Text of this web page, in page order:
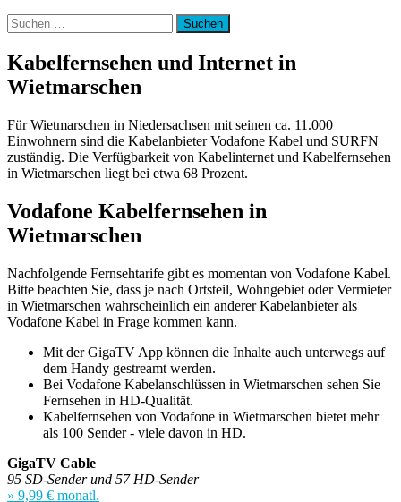
Suchen
nach:
Kabelfernsehen und Internet in
Wietmarschen
Für Wietmarschen in Niedersachsen mit seinen ca. 11.000
Einwohnern sind die Kabelanbieter Vodafone Kabel und SURFN
zuständig. Die Verfügbarkeit von Kabelinternet und Kabelfernsehen
in Wietmarschen liegt bei etwa 68 Prozent.
Vodafone Kabelfernsehen in
Wietmarschen
Nachfolgende Fernsehtarife gibt es momentan von Vodafone Kabel.
Bitte beachten Sie, dass je nach Ortsteil, Wohngebiet oder Vermieter
in Wietmarschen wahrscheinlich ein anderer Kabelanbieter als
Vodafone Kabel in Frage kommen kann.
Mit der GigaTV App können die Inhalte auch unterwegs auf
dem Handy gestreamt werden.
Bei Vodafone Kabelanschlüssen in Wietmarschen sehen Sie
Fernsehen in HD-Qualität.
Kabelfernsehen von Vodafone in Wietmarschen bietet mehr
als 100 Sender - viele davon in HD.
GigaTV Cable
95 SD-Sender und 57 HD-Sender
» 9,99 € monatl.